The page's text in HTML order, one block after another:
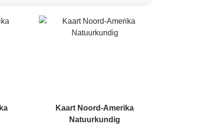
Kaart Noord-Amerika
Natuurkundig